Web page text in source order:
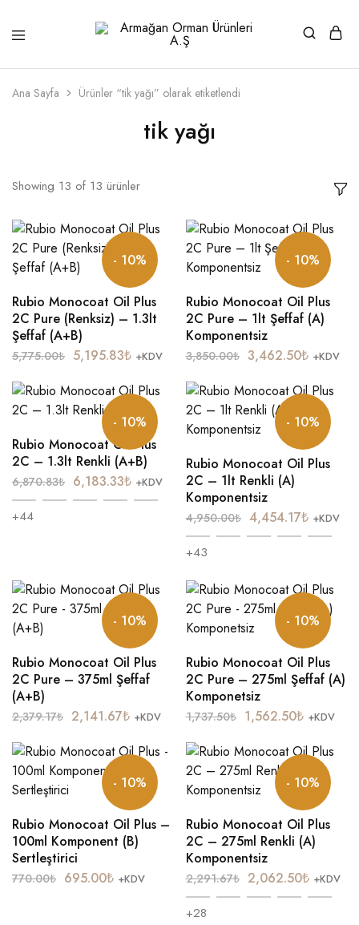
Orman
A.Ş
beri
ahşabın
adresi
Ana Sayfa Ürünler “tik yağı” olarak etiketlendi
tik yağı
Showing 13 of 13 ürünler
- 10%
Rubio Monocoat Oil Plus
2C Pure (Renksiz) – 1.3lt
Şeffaf (A+B)
5,775.00₺ 5,195.83₺ +KDV
- 10%
Rubio Monocoat Oil Plus
2C Pure – 1lt Şeffaf (A)
Komponentsiz
3,850.00₺ 3,462.50₺ +KDV
- 10%
Rubio Monocoat Oil Plus
2C – 1.3lt Renkli (A+B)
6,870.83₺ 6,183.33₺ +KDV
+44
- 10%
Rubio Monocoat Oil Plus
2C – 1lt Renkli (A)
Komponentsiz
4,950.00₺ 4,454.17₺ +KDV
+43
- 10%
Rubio Monocoat Oil Plus
2C Pure – 375ml Şeffaf
(A+B)
2,379.17₺ 2,141.67₺ +KDV
- 10%
Rubio Monocoat Oil Plus
2C Pure – 275ml Şeffaf (A)
Komponetsiz
1,737.50₺ 1,562.50₺ +KDV
- 10%
Rubio Monocoat Oil Plus –
100ml Komponent (B)
Sertleştirici
770.00₺ 695.00₺ +KDV
- 10%
Rubio Monocoat Oil Plus
2C – 275ml Renkli (A)
Komponentsiz
2,291.67₺ 2,062.50₺ +KDV
+28